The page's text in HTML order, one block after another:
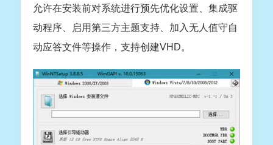
允许在安装前对系统进行预先优化设置、集成驱
动程序、启用第三方主题支持、加入无人值守自
动应答文件等操作，支持创建VHD。